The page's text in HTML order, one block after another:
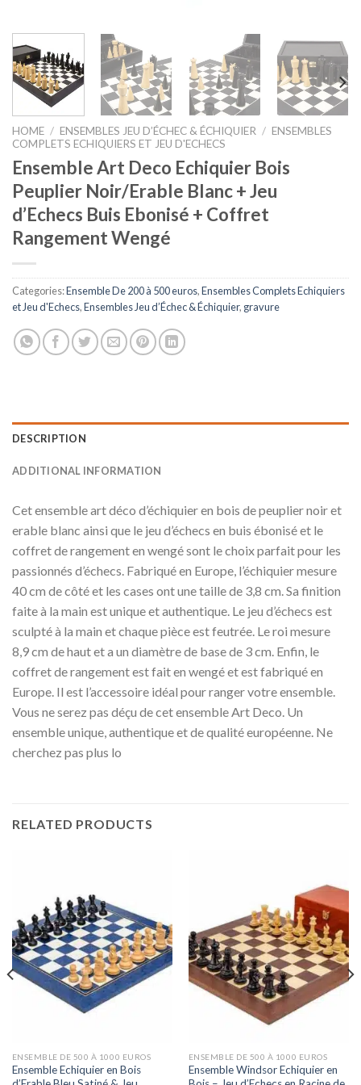
HOME / ENSEMBLES JEU D’ÉCHEC & ÉCHIQUIER / ENSEMBLES
COMPLETS ECHIQUIERS ET JEU D'ECHECS
Ensemble Art Deco Echiquier Bois
Peuplier Noir/Erable Blanc + Jeu
d’Echecs Buis Ebonisé + Coffret
Rangement Wengé
Categories:Ensemble De 200 à 500 euros,Ensembles Complets Echiquiers
et Jeu d'Echecs,Ensembles Jeu d’Échec & Échiquier, gravure
DESCRIPTION
ADDITIONAL INFORMATION
Cet ensemble art déco d’échiquier en bois de peuplier noir et
erable blanc ainsi que le jeu d’échecs en buis ébonisé et le
coffret de rangement en wengé sont le choix parfait pour les
passionnés d’échecs. Fabriqué en Europe, l’échiquier mesure
40 cm de côté et les cases ont une taille de 3,8 cm. Sa finition
faite à la main est unique et authentique. Le jeu d’échecs est
sculpté à la main et chaque pièce est feutrée. Le roi mesure
8,9 cm de haut et a un diamètre de base de 3 cm. Enfin, le
coffret de rangement est fait en wengé et est fabriqué en
Europe. Il est l’accessoire idéal pour ranger votre ensemble.
Vous ne serez pas déçu de cet ensemble Art Deco. Un
ensemble unique, authentique et de qualité européenne. Ne
cherchez pas plus lo
RELATED PRODUCTS
ENSEMBLE DE 500 À 1000 EUROS
Ensemble Echiquier en Bois
ENSEMBLE DE 500 À 1000 EUROS
Ensemble Windsor Echiquier en